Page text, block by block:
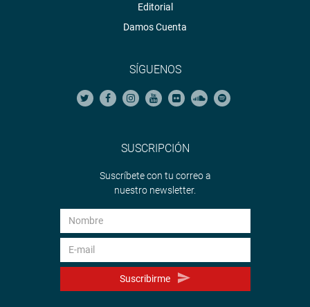
Editorial
Damos Cuenta
SÍGUENOS
SUSCRIPCIÓN
Suscríbete con tu correo a
nuestro newsletter.
Suscribirme